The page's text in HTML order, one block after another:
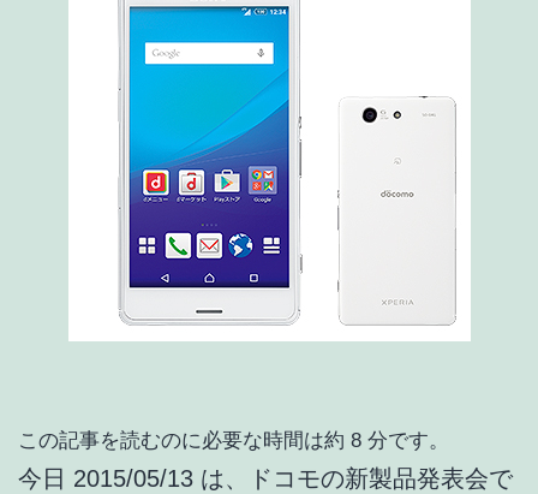
この記事を読むのに必要な時間は約 8 分です。
今日 2015/05/13 は、ドコモの新製品発表会で